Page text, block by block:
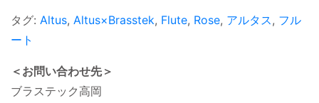
タグ: Altus, Altus×Brasstek, Flute, Rose, アルタス, フル
ート
＜お問い合わせ先＞
ブラステック高岡